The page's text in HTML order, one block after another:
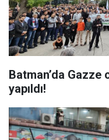
Batman’da Gazze
yapıldı!